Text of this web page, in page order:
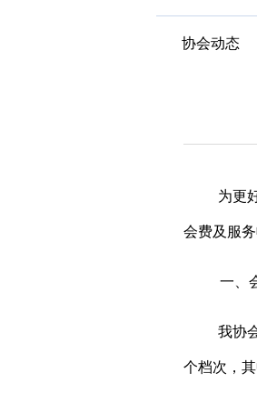
协会动态
为更
会费及服
一、
我协
个档次，